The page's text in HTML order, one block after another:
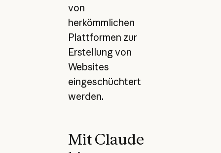
von
herkömmlichen
Plattformen zur
Erstellung von
Websites
eingeschüchtert
werden.
Mit Claude